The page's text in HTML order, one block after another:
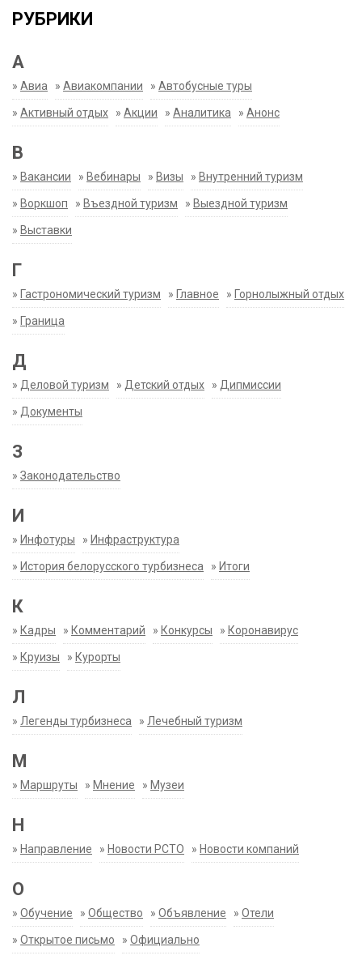
РУБРИКИ
А
» Авиа » Авиакомпании » Автобусные туры
» Активный отдых » Акции » Аналитика » Анонс
В
» Вакансии » Вебинары » Визы » Внутренний туризм
» Воркшоп » Въездной туризм » Выездной туризм
» Выставки
Г
» Гастрономический туризм » Главное » Горнолыжный отдых
» Граница
Д
» Деловой туризм » Детский отдых » Дипмиссии
» Документы
З
» Законодательство
И
» Инфотуры » Инфраструктура
» История белорусского турбизнеса » Итоги
К
» Кадры » Комментарий » Конкурсы » Коронавирус
» Круизы » Курорты
Л
» Легенды турбизнеса » Лечебный туризм
М
» Маршруты » Мнение » Музеи
Н
» Направление » Новости РСТО » Новости компаний
О
» Обучение » Общество » Объявление » Отели
» Открытое письмо » Официально